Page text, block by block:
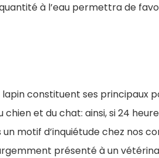
à l’eau permettra de
constituent ses principaux
et du chat: ainsi, si 24
motif d’inquiétude chez nos
présenté à un